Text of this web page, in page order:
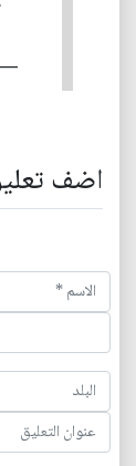
—
اضف